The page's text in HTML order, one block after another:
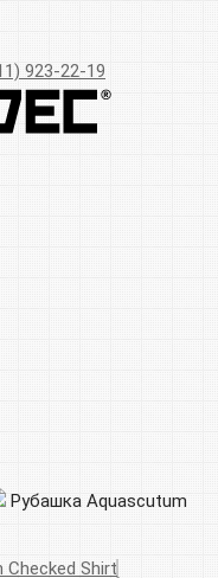
923-22-19
Рубашка Aquascutum